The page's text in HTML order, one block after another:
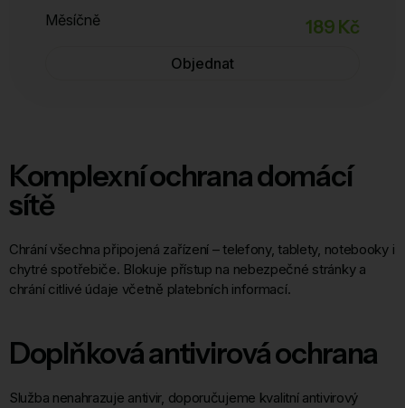
Měsíčně 189 Kč
Objednat
Komplexní ochrana domácí
sítě
Chrání všechna připojená zařízení – telefony, tablety, notebooky i
chytré spotřebiče. Blokuje přístup na nebezpečné stránky a
chrání citlivé údaje včetně platebních informací.
Doplňková antivirová ochrana
Služba nenahrazuje antivir, doporučujeme kvalitní antivirový